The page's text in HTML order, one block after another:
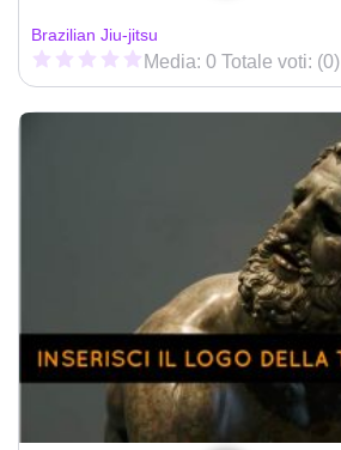
Brazilian Jiu-jitsu
Media: 0 Totale voti: (0)